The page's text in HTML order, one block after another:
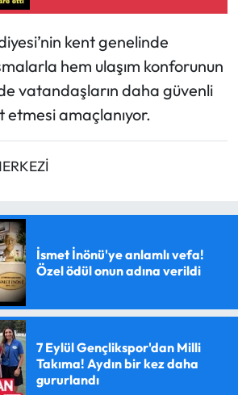
kent genelinde
hem ulaşım konforunun
vatandaşların daha güvenli
amaçlanıyor.
İsmet İnönü'ye anlamlı vefa!
Özel ödül onun adına verildi
7 Eylül Gençlikspor'dan Milli
Takıma! Aydın bir kez daha
gururlandı